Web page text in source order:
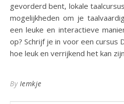
gevorderd bent, lokale
mogelijkheden om je
een leuke en interactieve
op? Schrijf je in voor een cursus
hoe leuk en verrijkend het kan
By Iemkje